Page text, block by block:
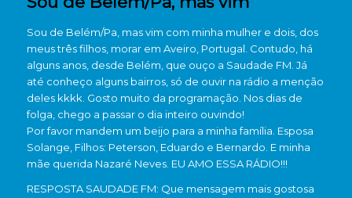
Sou de Belém/Pa, mas vim com minha mulher e dois, dos
meus três filhos, morar em Aveiro, Portugal. Contudo, há
alguns anos, desde Belém, que ouço a Saudade FM. Já
até conheço alguns bairros, só de ouvir na rádio a menção
deles kkkk. Gosto muito da programação. Nos dias de
folga, chego a passar o dia inteiro ouvindo!
Por favor mandem um beijo para a minha família. Esposa
Solange, Filhos: Peterson, Eduardo e Bernardo. E minha
mãe querida Nazaré Neves. EU AMO ESSA RÁDIO!!!
RESPOSTA SAUDADE FM: Que mensagem mais gostosa